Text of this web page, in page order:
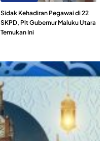
Sidak Kehadiran Pegawai di 22
SKPD, Plt Gubernur Maluku Utara
Temukan Ini